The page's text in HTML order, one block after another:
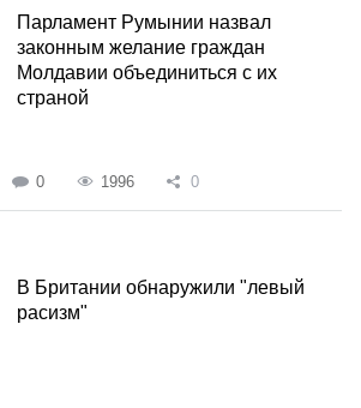
Парламент Румынии назвал
законным желание граждан
Молдавии объединиться с их
страной
0 1996 0
В Британии обнаружили "левый
расизм"